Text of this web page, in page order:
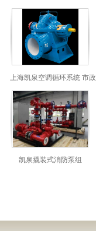
上海凯泉空调循环系统 市
凯泉撬装式消防泵组